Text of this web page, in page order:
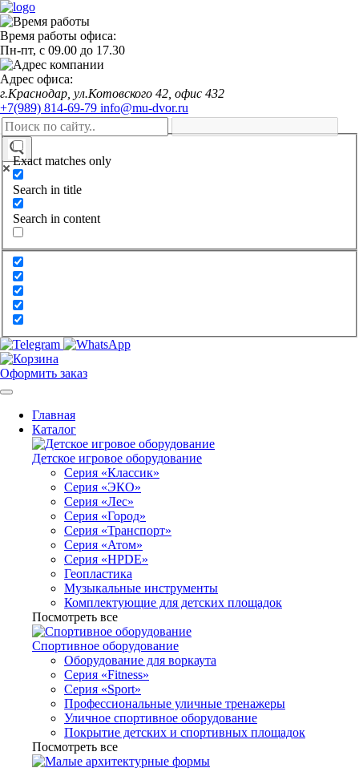
Время работы офиса:
Пн-пт, с 09.00 до 17.30
Адрес офиса:
г.Краснодар, ул.Котовского 42, офис 432
+7(989) 814-69-79 info@mu-dvor.ru
Exact matches only
Search in title
Search in content
Оформить заказ
Главная
Каталог
Детское игровое оборудование
Серия «Классик»
Серия «ЭКО»
Серия «Лес»
Серия «Город»
Серия «Транспорт»
Серия «Атом»
Серия «HPDE»
Геопластика
Музыкальные инструменты
Комплектующие для детских площадок
Посмотреть все
Спортивное оборудование
Оборудование для воркаута
Серия «Fitness»
Серия «Sport»
Профессиональные уличные тренажеры
Уличное спортивное оборудование
Покрытие детских и спортивных площадок
Посмотреть все